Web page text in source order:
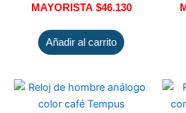
MAYORISTA $46.130
Añadir al carrito